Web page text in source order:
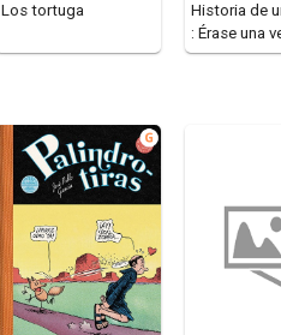
Los tortuga
Historia de
: Érase una
madre